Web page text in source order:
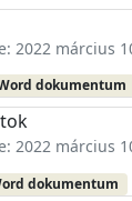
2022 március
dokumentum
2022 március
dokumentum